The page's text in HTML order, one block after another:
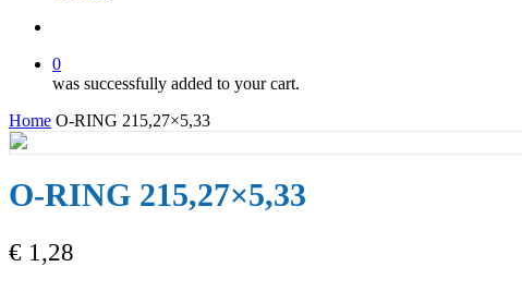
0
was successfully added to your cart.
Home O-RING 215,27×5,33
O-RING 215,27×5,33
€ 1,28